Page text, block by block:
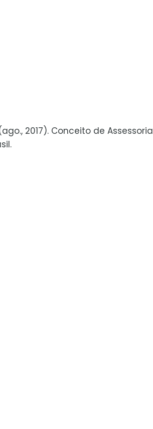
2017). Conceito de